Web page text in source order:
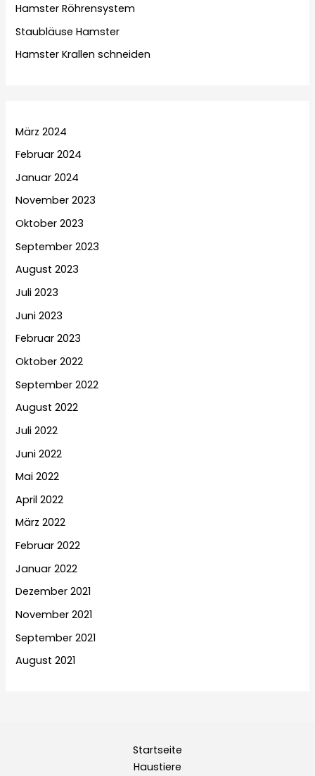
Hamster Röhrensystem
Staubläuse Hamster
Hamster Krallen schneiden
März 2024
Februar 2024
Januar 2024
November 2023
Oktober 2023
September 2023
August 2023
Juli 2023
Juni 2023
Februar 2023
Oktober 2022
September 2022
August 2022
Juli 2022
Juni 2022
Mai 2022
April 2022
März 2022
Februar 2022
Januar 2022
Dezember 2021
November 2021
September 2021
August 2021
Startseite
Haustiere